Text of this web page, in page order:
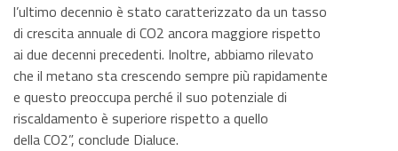
l’ultimo decennio è stato caratterizzato da un tasso
di crescita annuale di CO2 ancora maggiore rispetto
ai due decenni precedenti. Inoltre, abbiamo rilevato
che il metano sta crescendo sempre più rapidamente
e questo preoccupa perché il suo potenziale di
riscaldamento è superiore rispetto a quello
della CO2”, conclude Dialuce.